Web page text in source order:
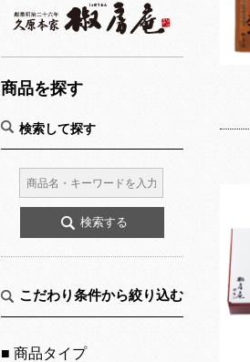
商品を探す
検索して探す
こだわり条件から絞り込む
■ 商品タイプ